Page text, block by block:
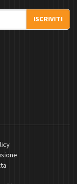
ISCRIVITI